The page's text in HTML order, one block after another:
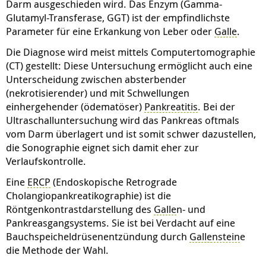
Darm ausgeschieden wird. Das Enzym (Gamma-
Glutamyl-Transferase, GGT) ist der empfindlichste
Parameter für eine Erkankung von Leber oder Galle.
Die Diagnose wird meist mittels Computertomographie
(CT) gestellt: Diese Untersuchung ermöglicht auch eine
Unterscheidung zwischen absterbender
(nekrotisierender) und mit Schwellungen
einhergehender (ödematöser) Pankreatitis. Bei der
Ultraschalluntersuchung wird das Pankreas oftmals
vom Darm überlagert und ist somit schwer dazustellen,
die Sonographie eignet sich damit eher zur
Verlaufskontrolle.
Eine ERCP (Endoskopische Retrograde
Cholangiopankreatikographie) ist die
Röntgenkontrastdarstellung des Gallen- und
Pankreasgangsystems. Sie ist bei Verdacht auf eine
Bauchspeicheldrüsenentzündung durch Gallensteine
die Methode der Wahl.